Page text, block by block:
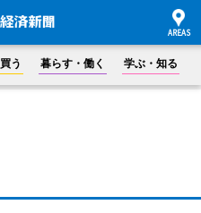
買う 暮らす・働く 学ぶ・知る